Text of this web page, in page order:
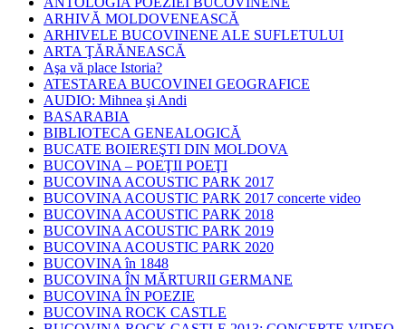
ARHIVĂ MOLDOVENEASCĂ
ARHIVELE BUCOVINENE ALE SUFLETULUI
ARTA ŢĂRĂNEASCĂ
Aşa vă place Istoria?
ATESTAREA BUCOVINEI GEOGRAFICE
AUDIO: Mihnea şi Andi
BASARABIA
BIBLIOTECA GENEALOGICĂ
BUCATE BOIEREŞTI DIN MOLDOVA
BUCOVINA – POEŢII POEŢI
BUCOVINA ACOUSTIC PARK 2017
BUCOVINA ACOUSTIC PARK 2017 concerte video
BUCOVINA ACOUSTIC PARK 2018
BUCOVINA ACOUSTIC PARK 2019
BUCOVINA ACOUSTIC PARK 2020
BUCOVINA în 1848
BUCOVINA ÎN MĂRTURII GERMANE
BUCOVINA ÎN POEZIE
BUCOVINA ROCK CASTLE